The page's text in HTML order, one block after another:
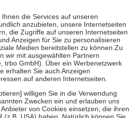
In den Warenkorb